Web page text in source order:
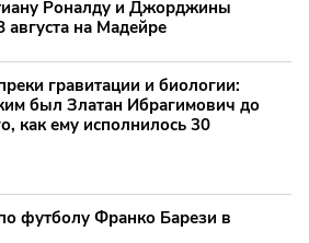
Роналду и Джорджины
августа на Мадейре
гравитации и биологии:
был Златан Ибрагимович до
как ему исполнилось 30
футболу Франко Барези в